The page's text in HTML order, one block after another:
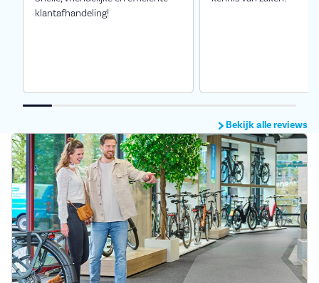
klantafhandeling!
Bekijk alle reviews